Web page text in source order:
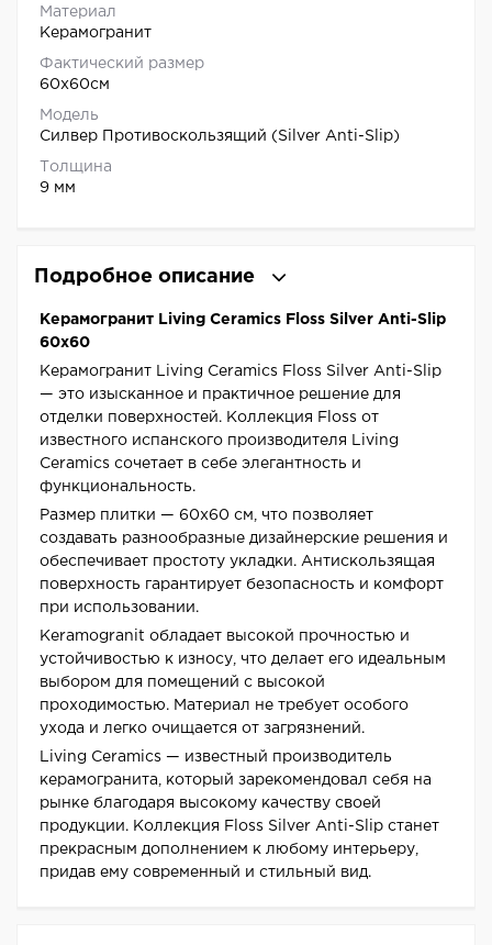
Материал
Керамогранит
Фактический размер
60x60см
Модель
Силвер Противоскользящий (Silver Anti-Slip)
Толщина
9 мм
Подробное описание
Керамогранит Living Ceramics Floss Silver Anti-Slip
60x60
Керамогранит Living Ceramics Floss Silver Anti-Slip
— это изысканное и практичное решение для
отделки поверхностей. Коллекция Floss от
известного испанского производителя Living
Ceramics сочетает в себе элегантность и
функциональность.
Размер плитки — 60x60 см, что позволяет
создавать разнообразные дизайнерские решения и
обеспечивает простоту укладки. Антискользящая
поверхность гарантирует безопасность и комфорт
при использовании.
Keramogranit обладает высокой прочностью и
устойчивостью к износу, что делает его идеальным
выбором для помещений с высокой
проходимостью. Материал не требует особого
ухода и легко очищается от загрязнений.
Living Ceramics — известный производитель
керамогранита, который зарекомендовал себя на
рынке благодаря высокому качеству своей
продукции. Коллекция Floss Silver Anti-Slip станет
прекрасным дополнением к любому интерьеру,
придав ему современный и стильный вид.